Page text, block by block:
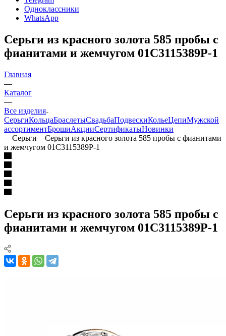
Одноклассники
WhatsApp
Серьги из красного золота 585 пробы с
фианитами и жемчугом 01С3115389Р-1
Главная
—
Каталог
—
Все изделия
СерьгиКольцаБраслетыСвадьбаПодвескиКольеЦепиМужской
ассортиментБрошиАкцииСертификатыНовинки
—Серьги—Серьги из красного золота 585 пробы с фианитами
и жемчугом 01С3115389Р-1
Серьги из красного золота 585 пробы с
фианитами и жемчугом 01С3115389Р-1